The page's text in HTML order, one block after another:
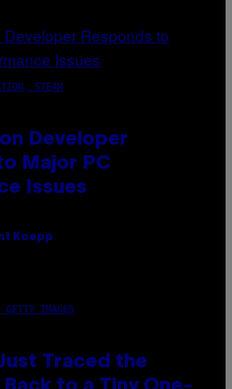
STEAM
Developer
Major PC
Issues
Koepp
IMAGES
Traced the